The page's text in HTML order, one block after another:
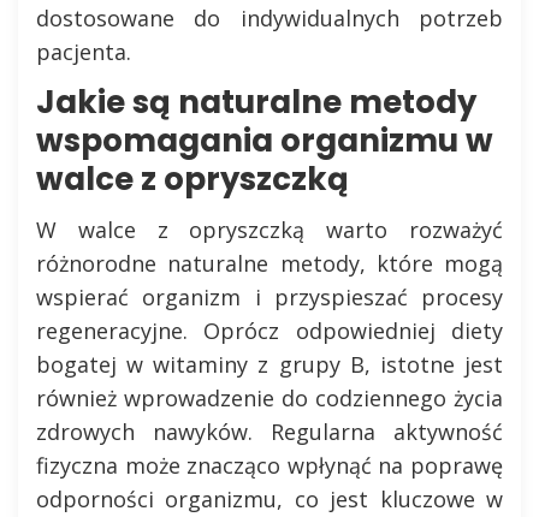
dostosowane do indywidualnych potrzeb
pacjenta.
Jakie są naturalne metody
wspomagania organizmu w
walce z opryszczką
W walce z opryszczką warto rozważyć
różnorodne naturalne metody, które mogą
wspierać organizm i przyspieszać procesy
regeneracyjne. Oprócz odpowiedniej diety
bogatej w witaminy z grupy B, istotne jest
również wprowadzenie do codziennego życia
zdrowych nawyków. Regularna aktywność
fizyczna może znacząco wpłynąć na poprawę
odporności organizmu, co jest kluczowe w